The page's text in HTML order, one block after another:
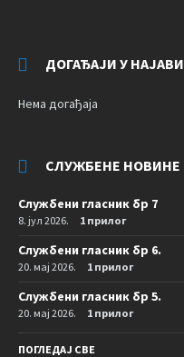
ДОГАЂАЈИ У НАЈАВИ
Нема догађаја
СЛУЖБЕНЕ НОВИНЕ
Службени гласник бр 7
8. јул 2026. 1 прилог
Службени гласник бр 6.
20. мај 2026. 1 прилог
Службени гласник бр 5.
20. мај 2026. 1 прилог
ПОГЛЕДАЈ СВЕ